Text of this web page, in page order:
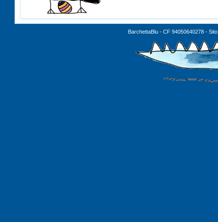
BarchettaBlu - CF 94050640278 -